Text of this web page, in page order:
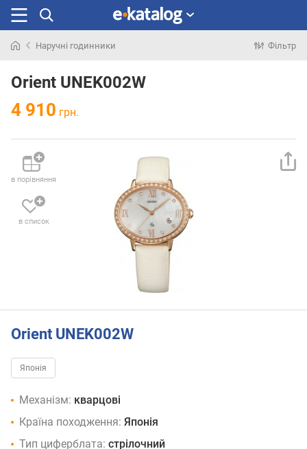
раніше
Наручні годинники Фільтр
Orient UNEK002W
4 910 грн.
в порівняння
в список
Orient UNEK002W
Японія
Механізм: кварцові
Країна походження: Японія
Тип циферблата: стрілочний